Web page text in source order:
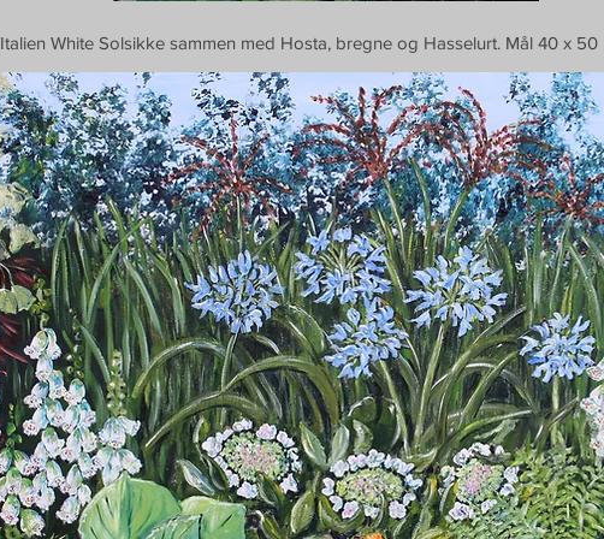
Italien White Solsikke sammen med Hosta, bregne og Hasselurt. Mål 40 x 50